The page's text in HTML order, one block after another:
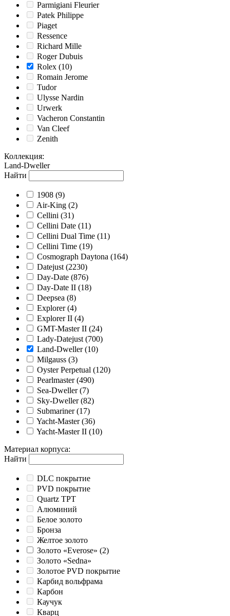
Parmigiani Fleurier
Patek Philippe
Piaget
Ressence
Richard Mille
Roger Dubuis
Rolex (10)
Romain Jerome
Tudor
Ulysse Nardin
Urwerk
Vacheron Constantin
Van Cleef
Zenith
Коллекция:
Land-Dweller
Найти
1908 (9)
Air-King (2)
Cellini (31)
Cellini Date (11)
Cellini Dual Time (11)
Cellini Time (19)
Cosmograph Daytona (164)
Datejust (2230)
Day-Date (876)
Day-Date II (18)
Deepsea (8)
Explorer (4)
Explorer II (4)
GMT-Master II (24)
Lady-Datejust (700)
Land-Dweller (10)
Milgauss (3)
Oyster Perpetual (120)
Pearlmaster (490)
Sea-Dweller (7)
Sky-Dweller (82)
Submariner (17)
Yacht-Master (36)
Yacht-Master II (10)
Материал корпуса:
Найти
DLC покрытие
PVD покрытие
Quartz TPT
Алюминий
Белое золото
Бронза
Желтое золото
Золото «Everose» (2)
Золото «Sedna»
Золотое PVD покрытие
Карбид вольфрама
Карбон
Каучук
Кварц